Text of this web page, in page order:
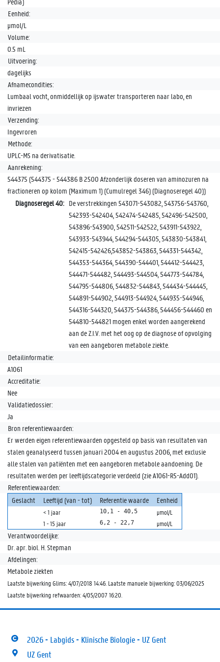
Eenheid:
µmol/L
Volume:
0.5 mL
Uitvoering:
dagelijks
Afnamecondities:
Lumbaal vocht, onmiddellijk op ijswater transporteren naar labo, en
invriezen
Verzending:
Ingevroren
Methode:
UPLC-MS na derivatisatie.
Aanrekening:
544375 (544375 - 544386 B 2500 Afzonderlijk doseren van aminozuren na
fractioneren op kolom (Maximum 1) (Cumulregel 346) (Diagnoseregel 40))
Diagnoseregel 40: De verstrekkingen 543071-543082, 543756-543760,
542393-542404, 542474-542485, 542496-542500,
543896-543900, 542511-542522, 543911-543922,
543933-543944, 544294-544305, 543830-543841,
542415-542426,543852-543863, 544331-544342,
544353-544364, 544390-544401, 544412-544423,
544471-544482, 544493-544504, 544773-544784,
544795-544806, 544832-544843, 544434-544445,
544891-544902, 544913-544924, 544935-544946,
544316-544320, 544375-544386, 544456-544460 en
544810-544821 mogen enkel worden aangerekend
aan de Z.I.V. met het oog op de diagnose of opvolging
van een aangeboren metabole ziekte.
Detailinformatie:
A1061
Accreditatie:
Nee
Validatiedossier:
Ja
Bron referentiewaarden:
Er werden eigen referentiewaarden opgesteld op basis van resultaten van
stalen geanalyseerd tussen januari 2004 en augustus 2006, met exclusie
alle stalen van patiënten met een aangeboren metabole aandoening. De
resultaten werden per leeftijdscategorie verdeeld (zie A1061-R5-Add01).
Referentiewaarden:
Geslacht
Leeftijd (van - tot) Referentie waarde Eenheid
< 1 jaar 10,1 - 40,5
µmol/L
1 - 15 jaar
6,2 - 22,7 µmol/L
Verantwoordelijke:
Dr. apr. biol. H. Stepman
Afdelingen:
Metabole ziekten
Laatste bijwerking Glims: 4/07/2018 14:46. Laatste manuele bijwerking: 03/06/2025
Laatste bijwerking refwaarden: 4/05/2007 16:20.
2026 - Labgids - Klinische Biologie - UZ Gent
UZ Gent